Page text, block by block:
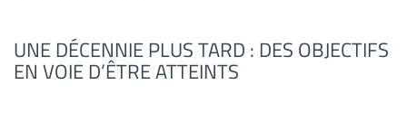
UNE DÉCENNIE PLUS TARD : DES OBJECTIFS
EN VOIE D’ÊTRE ATTEINTS